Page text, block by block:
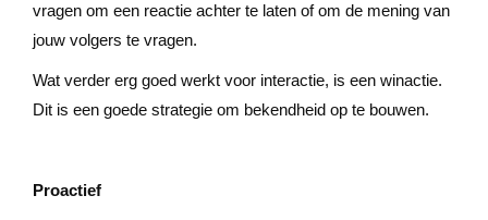
vragen om een reactie achter te laten of om de mening van
jouw volgers te vragen.
Wat verder erg goed werkt voor interactie, is een winactie.
Dit is een goede strategie om bekendheid op te bouwen.
Proactief